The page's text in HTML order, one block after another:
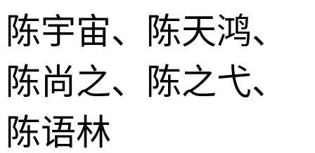
陈宇宙、陈天鸿、
陈尚之、陈之弋、
陈语林